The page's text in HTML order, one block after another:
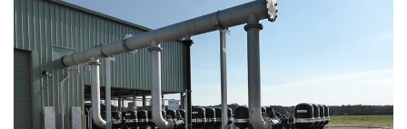
Australia
English
Spain & LATAM